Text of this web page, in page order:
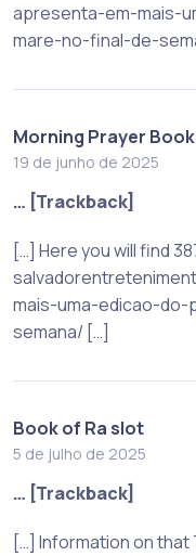
apresenta-em-mais-
mare-no-final-de-
Morning Prayer Book
19 de junho de 2025
… [Trackback]
[…] Here you will find
mais-uma-edicao-
semana/ […]
Book of Ra slot
5 de julho de 2025
… [Trackback]
[…] Information on that